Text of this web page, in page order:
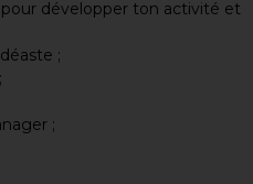
développer ton activité et
;
;